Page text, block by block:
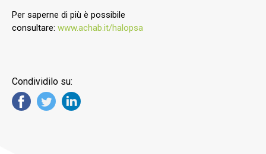
Per saperne di più è possibile
consultare: www.achab.it/halopsa
Condividilo su: